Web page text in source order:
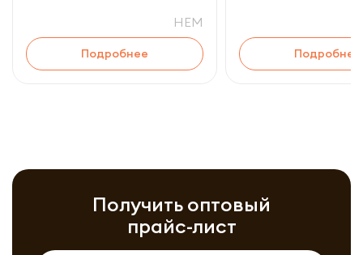
HEM
Подробнее Подробнее
Получить оптовый
прайс-лист